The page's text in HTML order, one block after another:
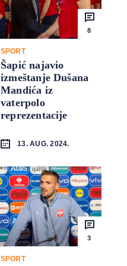
8
SPORT
Šapić najavio
izmeštanje Dušana
Mandića iz
vaterpolo
reprezentacije
13. AUG. 2024.
3
SPORT